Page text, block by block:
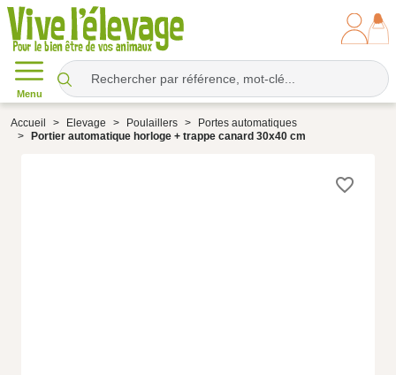
Menu
Accueil Elevage Poulaillers
Portes automatiques
Portier automatique horloge + trappe canard 30x40 cm
favorite_border